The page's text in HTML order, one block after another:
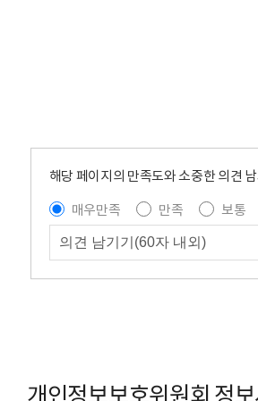
해당 페이지의 만족도와 소중한 의견
매우만족
만족 보통